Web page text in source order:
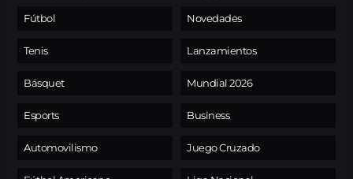
Fútbol
Tenis
Básquet
Esports
Automovilismo
Novedades
Lanzamientos
Mundial 2026
Business
Juego Cruzado